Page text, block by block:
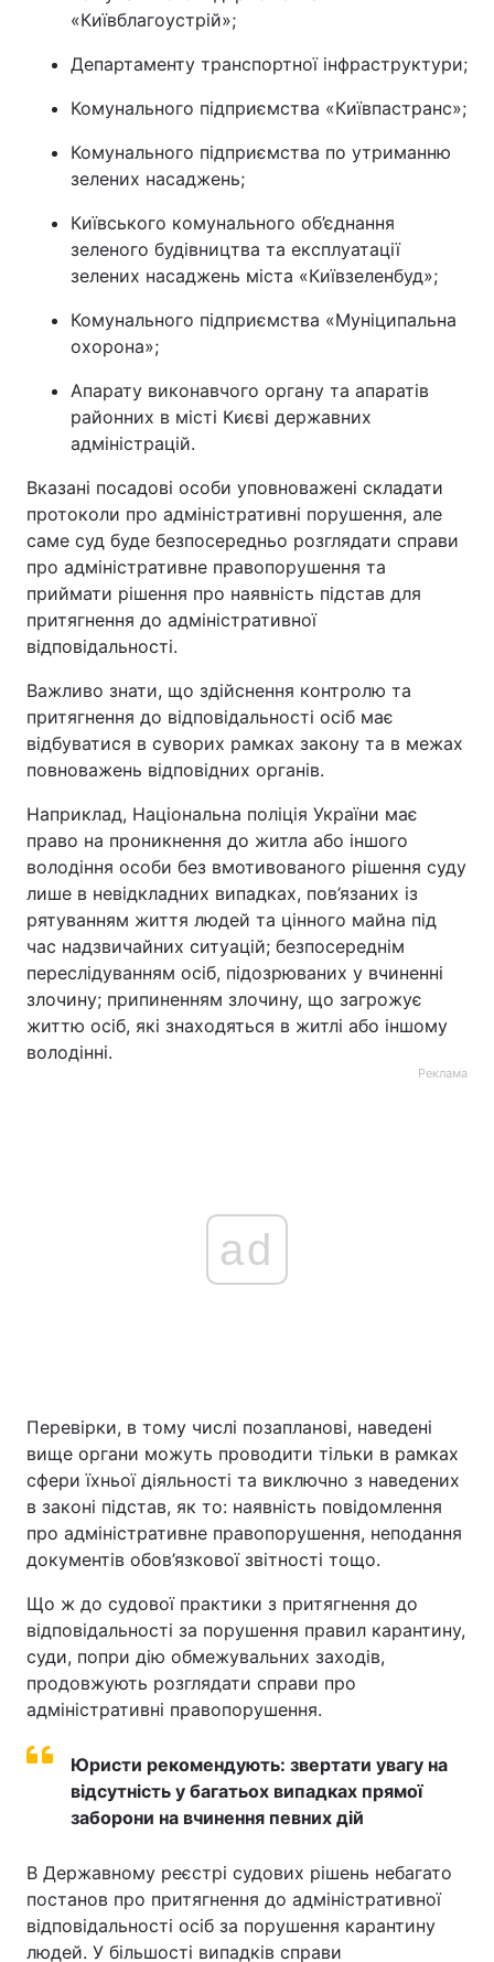
Тема оформлення
«Київблагоустрій»;
Департаменту транспортної інфраструктури;
Комунального підприємства «Київпастранс»;
Комунального підприємства по утриманню
зелених насаджень;
Київського комунального об’єднання
зеленого будівництва та експлуатації
зелених насаджень міста «Київзеленбуд»;
Комунального підприємства «Муніципальна
охорона»;
Апарату виконавчого органу та апаратів
районних в місті Києві державних
адміністрацій.
Вказані посадові особи уповноважені складати
протоколи про адміністративні порушення, але
саме суд буде безпосередньо розглядати справи
про адміністративне правопорушення та
приймати рішення про наявність підстав для
притягнення до адміністративної
відповідальності.
Важливо знати, що здійснення контролю та
притягнення до відповідальності осіб має
відбуватися в суворих рамках закону та в межах
повноважень відповідних органів.
Наприклад, Національна поліція України має
право на проникнення до житла або іншого
володіння особи без вмотивованого рішення суду
лише в невідкладних випадках, пов’язаних із
рятуванням життя людей та цінного майна під
час надзвичайних ситуацій; безпосереднім
переслідуванням осіб, підозрюваних у вчиненні
злочину; припиненням злочину, що загрожує
життю осіб, які знаходяться в житлі або іншому
володінні.
Реклама
ad
Перевірки, в тому числі позапланові, наведені
вище органи можуть проводити тільки в рамках
сфери їхньої діяльності та виключно з наведених
в законі підстав, як то: наявність повідомлення
про адміністративне правопорушення, неподання
документів обов’язкової звітності тощо.
Що ж до судової практики з притягнення до
відповідальності за порушення правил карантину,
суди, попри дію обмежувальних заходів,
продовжують розглядати справи про
адміністративні правопорушення.
Юристи рекомендують: звертати увагу на
відсутність у багатьох випадках прямої
заборони на вчинення певних дій
В Державному реєстрі судових рішень небагато
постанов про притягнення до адміністративної
відповідальності осіб за порушення карантину
людей. У більшості випадків справи